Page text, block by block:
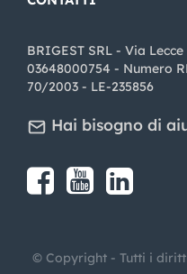
BRIGEST SRL - Via
03648000754 - Numero
70/2003 - LE-235856
Hai bisogno di
Share on Facebook
Share on
© Copyright - Tutti i